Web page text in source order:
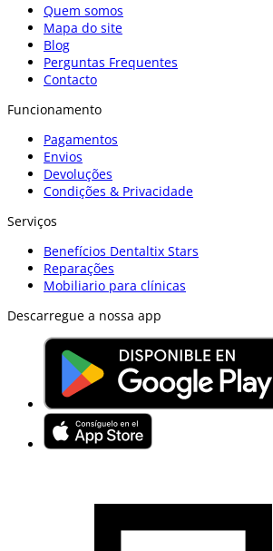
Quem somos
Mapa do site
Blog
Perguntas Frequentes
Contacto
Funcionamento
Pagamentos
Envios
Devoluções
Condições & Privacidade
Serviços
Benefícios Dentaltix Stars
Reparações
Mobiliario para clínicas
Descarregue a nossa app